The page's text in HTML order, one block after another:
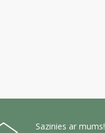
Sazinies ar mums!